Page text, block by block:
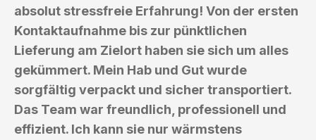
absolut stressfreie Erfahrung! Von der ersten
Kontaktaufnahme bis zur pünktlichen
Lieferung am Zielort haben sie sich um alles
gekümmert. Mein Hab und Gut wurde
sorgfältig verpackt und sicher transportiert.
Das Team war freundlich, professionell und
effizient. Ich kann sie nur wärmstens